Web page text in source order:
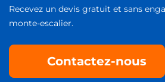
Recevez un devis gratuit et sans
monte-escalier.
Contactez-nous